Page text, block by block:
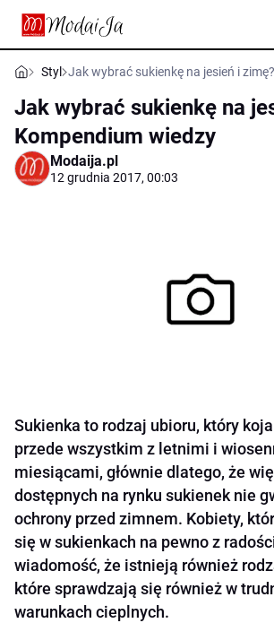
Styl Jak wybrać sukienkę na jesień i
Jak wybrać sukienkę na
Kompendium wiedzy
Modaija.pl
12 grudnia 2017, 00:03
Sukienka to rodzaj ubioru, który
przede wszystkim z letnimi i
miesiącami, głównie dlatego, że
dostępnych na rynku sukienek nie
ochrony przed zimnem. Kobiety,
się w sukienkach na pewno z
wiadomość, że istnieją również
które sprawdzają się również w
warunkach cieplnych.